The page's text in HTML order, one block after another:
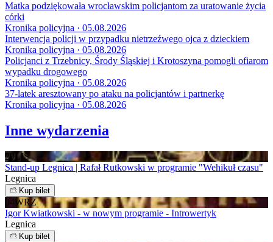
Matka podziękowała wrocławskim policjantom za uratowanie życia
córki
Kronika policyjna · 05.08.2026
Interwencja policji w przypadku nietrzeźwego ojca z dzieckiem
Kronika policyjna · 05.08.2026
Policjanci z Trzebnicy, Środy Śląskiej i Krotoszyna pomogli ofiarom
wypadku drogowego
Kronika policyjna · 05.08.2026
37-latek aresztowany po ataku na policjantów i partnerkę
Kronika policyjna · 05.08.2026
Inne wydarzenia
20 LIS
Stand-up Legnica | Rafał Rutkowski w programie "Wehikuł czasu"
Legnica
Kup bilet
04WRZ
Igor Kwiatkowski - w nowym programie - Introwertyk
Legnica
Kup bilet